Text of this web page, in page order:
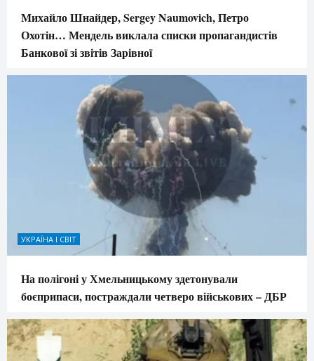
Михайло Шнайдер, Sergey Naumovich, Петро
Охотін… Мендель виклала списки пропагандистів
Банкової зі звітів Зарівної
УКРАЇНА І СВІТ
На полігоні у Хмельницькому здетонували
боєприпаси, постраждали четверо військових – ДБР